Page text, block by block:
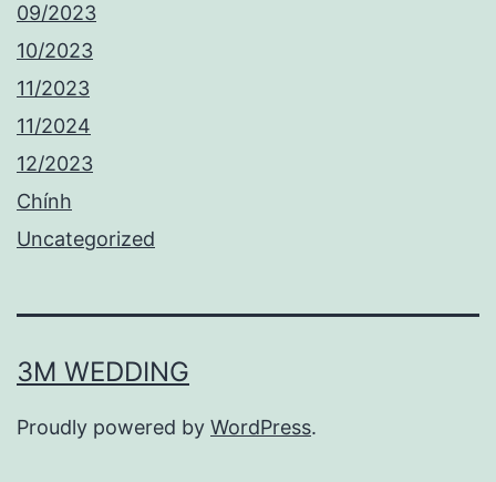
09/2023
10/2023
11/2023
11/2024
12/2023
Chính
Uncategorized
3M WEDDING
Proudly powered by WordPress.